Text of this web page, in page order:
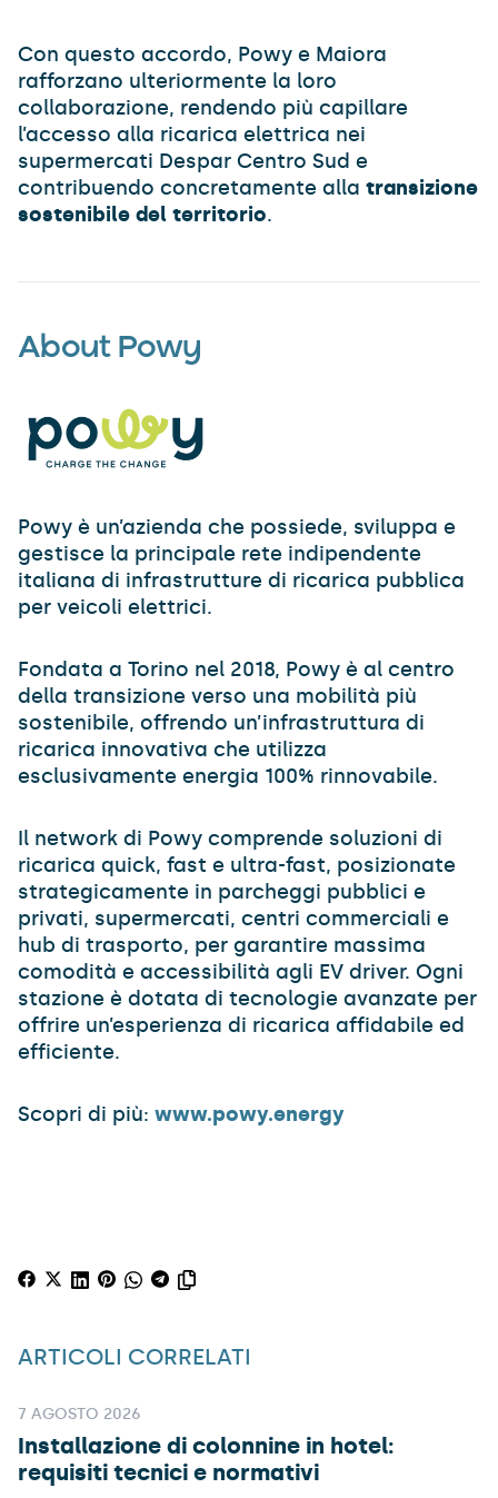
Con questo accordo, Powy e Maiora
rafforzano ulteriormente la loro
collaborazione, rendendo più capillare
l’accesso alla ricarica elettrica nei
supermercati Despar Centro Sud e
contribuendo concretamente alla transizione
sostenibile del territorio.
About Powy
Powy è un’azienda che possiede, sviluppa e
gestisce la principale rete indipendente
italiana di infrastrutture di ricarica pubblica
per veicoli elettrici.
Fondata a Torino nel 2018, Powy è al centro
della transizione verso una mobilità più
sostenibile, offrendo un’infrastruttura di
ricarica innovativa che utilizza
esclusivamente energia 100% rinnovabile.
Il network di Powy comprende soluzioni di
ricarica quick, fast e ultra-fast, posizionate
strategicamente in parcheggi pubblici e
privati, supermercati, centri commerciali e
hub di trasporto, per garantire massima
comodità e accessibilità agli EV driver. Ogni
stazione è dotata di tecnologie avanzate per
offrire un’esperienza di ricarica affidabile ed
efficiente.
Scopri di più: www.powy.energy
ARTICOLI CORRELATI
7 AGOSTO 2026
Installazione di colonnine in hotel:
requisiti tecnici e normativi